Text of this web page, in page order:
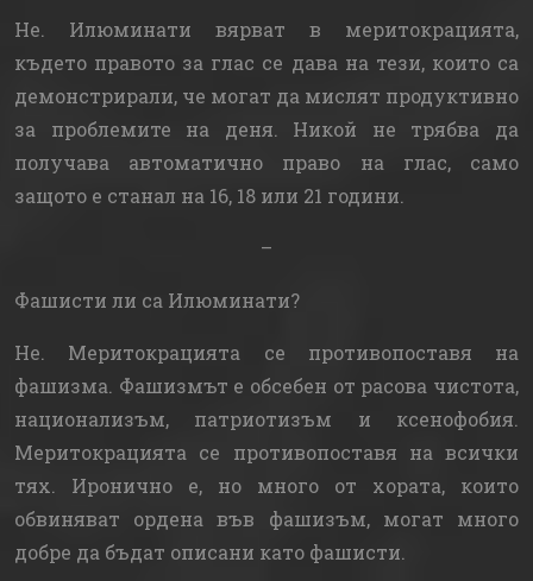
Не. Илюминати вярват в меритокрацията,
където правото за глас се дава на тези, които са
демонстрирали, че могат да мислят продуктивно
за проблемите на деня. Никой не трябва да
получава автоматично право на глас, само
защото е станал на 16, 18 или 21 години.
–
Фашисти ли са Илюминати?
Не. Меритокрацията се противопоставя на
фашизма. Фашизмът е обсебен от расова чистота,
национализъм, патриотизъм и ксенофобия.
Меритокрацията се противопоставя на всички
тях. Иронично е, но много от хората, които
обвиняват ордена във фашизъм, могат много
добре да бъдат описани като фашисти.